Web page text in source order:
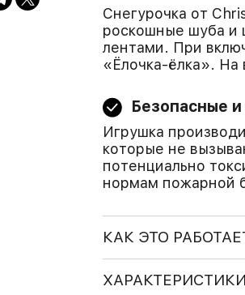
Снегурочка от
роскошные шуба и
лентами. При
«Ёлочка-ёлка». На
Безопасные
Игрушка
которые не
потенциально
нормам пожарной
КАК ЭТО
ХАРАКТЕРИСТИКИ